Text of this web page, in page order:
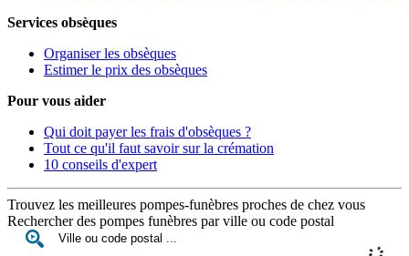
Services obsèques
Organiser les obsèques
Estimer le prix des obsèques
Pour vous aider
Qui doit payer les frais d'obsèques ?
Tout ce qu'il faut savoir sur la crémation
10 conseils d'expert
Trouvez les meilleures pompes-funèbres proches de chez vous
Rechercher des pompes funèbres par ville ou code postal